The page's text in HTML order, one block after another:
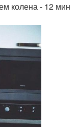
колена - 12 мин